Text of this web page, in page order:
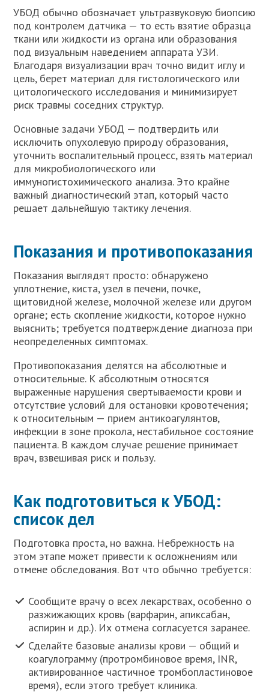
УБОД обычно обозначает ультразвуковую биопсию
под контролем датчика — то есть взятие образца
ткани или жидкости из органа или образования
под визуальным наведением аппарата УЗИ.
Благодаря визуализации врач точно видит иглу и
цель, берет материал для гистологического или
цитологического исследования и минимизирует
риск травмы соседних структур.
Основные задачи УБОД — подтвердить или
исключить опухолевую природу образования,
уточнить воспалительный процесс, взять материал
для микробиологического или
иммуногистохимического анализа. Это крайне
важный диагностический этап, который часто
решает дальнейшую тактику лечения.
Показания и противопоказания
Показания выглядят просто: обнаружено
уплотнение, киста, узел в печени, почке,
щитовидной железе, молочной железе или другом
органе; есть скопление жидкости, которое нужно
выяснить; требуется подтверждение диагноза при
неопределенных симптомах.
Противопоказания делятся на абсолютные и
относительные. К абсолютным относятся
выраженные нарушения свертываемости крови и
отсутствие условий для остановки кровотечения;
к относительным — прием антикоагулянтов,
инфекции в зоне прокола, нестабильное состояние
пациента. В каждом случае решение принимает
врач, взвешивая риск и пользу.
Как подготовиться к УБОД:
список дел
Подготовка проста, но важна. Небрежность на
этом этапе может привести к осложнениям или
отмене обследования. Вот что обычно требуется:
Сообщите врачу о всех лекарствах, особенно о
разжижающих кровь (варфарин, апиксабан,
аспирин и др.). Их отмена согласуется заранее.
Сделайте базовые анализы крови — общий и
коагулограмму (протромбиновое время, INR,
активированное частичное тромбопластиновое
время), если этого требует клиника.